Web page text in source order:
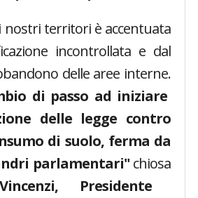
nostri territori è accentuata
incontrollata e dal
delle aree interne.
di passo ad iniziare
delle legge contro
di suolo, ferma da
parlamentari" chiosa
Presidente